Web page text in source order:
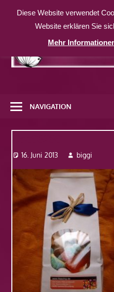
Inhalt
weitere
Website
NAVIGATION
16. Juni 2013 biggi
Diese Website verwendet
Website erklären Sie
Mehr